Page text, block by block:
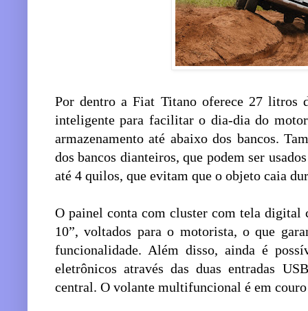
Por dentro a Fiat Titano oferece 27 litros
inteligente para facilitar o dia-dia do
armazenamento até abaixo dos bancos.
dos bancos dianteiros, que podem ser
até 4 quilos, que evitam que o objeto caia
O painel conta com cluster com tela
10”, voltados para o motorista, o que
funcionalidade. Além disso, ainda é
eletrônicos através das duas entradas
central. O volante multifuncional é em